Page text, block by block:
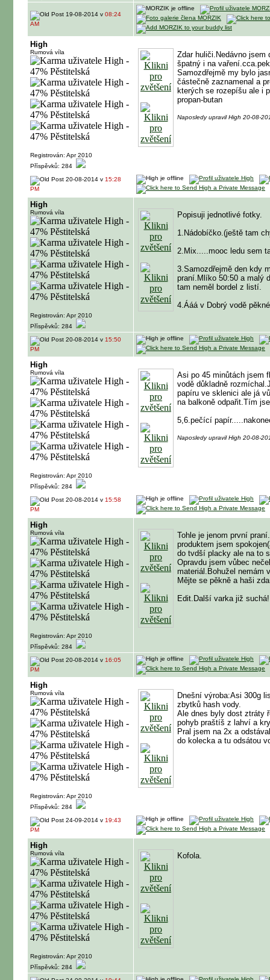
19-08-2014 v 08:24
AM
High
Rumová víla
Registrován: Apr 2010
Příspěvků: 284
Zdar huliči.Nedávno
špatný i na
Samozdřejmě my bylo
částečně zaznamenal a
kterých se rozepíšu ale i
propan-butan
Naposledy upravil High 20-08-
20-08-2014 v 15:28
PM
High
Rumová víla
Registrován: Apr 2010
Příspěvků: 284
Popisuji jednotlivé fotky.
1.Nádobíčko.(ještě tam
2.Mix.....mooc ledu sem
3.Samozdřejmě den kdy
praní.Mlíko 50:50 a malý
tam neměl bordel z listí.
4.Ááá v Dobrý vodě
20-08-2014 v 15:50
PM
High
Rumová víla
Registrován: Apr 2010
Příspěvků: 284
Asi po 45 minůtách jsem
vodě důkladně
papíru ve sklenici ale já
na balkoně odpařit.Tím
5,6.pečící
Naposledy upravil High 20-08-
20-08-2014 v 15:58
PM
High
Rumová víla
Registrován: Apr 2010
Příspěvků: 284
Tohle je jenom první
produktem jsem
do tvdší placky ale na to
Opravdu jsem vůbec
materiál.Bohužel nemám
Mějte se pěkně a haši
Edit.Další varka již suchá!
20-08-2014 v 16:05
PM
High
Rumová víla
Registrován: Apr 2010
Příspěvků: 284
Dnešní výroba:Asi 300g
zbytků hash vody.
Ale dnes byly dost ztráty
pohyb praštíš z lahví a
Pral jsem na 2x a
do kolecka a tu odsátou
24-09-2014 v 19:43
PM
High
Rumová víla
Registrován: Apr 2010
Příspěvků: 284
Kofola.